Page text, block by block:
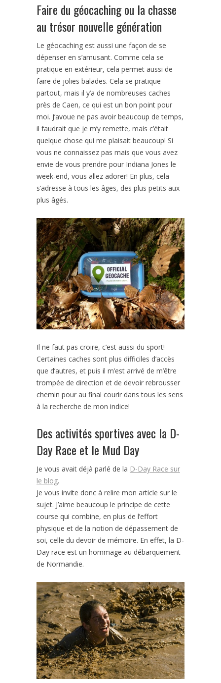
Faire du géocaching ou la chasse
au trésor nouvelle génération
Le géocaching est aussi une façon de se
dépenser en s’amusant. Comme cela se
pratique en extérieur, cela permet aussi de
faire de jolies balades. Cela se pratique
partout, mais il y’a de nombreuses caches
près de Caen, ce qui est un bon point pour
moi. J’avoue ne pas avoir beaucoup de temps,
il faudrait que je m’y remette, mais c’était
quelque chose qui me plaisait beaucoup! Si
vous ne connaissez pas mais que vous avez
envie de vous prendre pour Indiana Jones le
week-end, vous allez adorer! En plus, cela
s’adresse à tous les âges, des plus petits aux
plus âgés.
Il ne faut pas croire, c’est aussi du sport!
Certaines caches sont plus difficiles d’accès
que d’autres, et puis il m’est arrivé de m’être
trompée de direction et de devoir rebrousser
chemin pour au final courir dans tous les sens
à la recherche de mon indice!
Des activités sportives avec la D-
Day Race et le Mud Day
Je vous avait déjà parlé de la D-Day Race sur
le blog.
Je vous invite donc à relire mon article sur le
sujet. J’aime beaucoup le principe de cette
course qui combine, en plus de l’effort
physique et de la notion de dépassement de
soi, celle du devoir de mémoire. En effet, la D-
Day race est un hommage au débarquement
de Normandie.